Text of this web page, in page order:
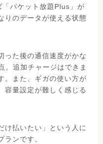
パケット放題Plus」が
りのデータが使える状態
った後の通信速度がかな
。追加チャージはできま
。また、ギガの使い方が
容量設定が難しく感じる
け払いたい」という人に
ランです。